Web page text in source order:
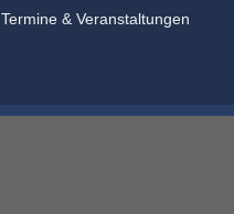
Termine & Veranstaltungen